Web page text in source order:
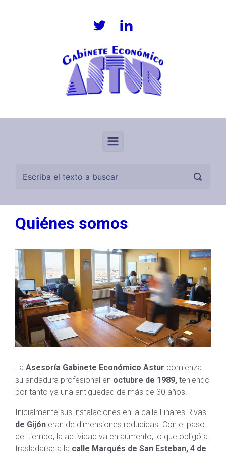
Quiénes somos
La Asesoría Gabinete Económico Astur comienza
su andadura profesional en octubre de 1989, teniendo
por tanto ya una antigüedad de más de 30 años.
Inicialmente sus instalaciones en la calle Linares Rivas
de Gijón eran de dimensiones reducidas. Con el paso
del tiempo, la actividad va en aumento, lo que obligó a
trasladarse a la calle Marqués de San Esteban, 4 de